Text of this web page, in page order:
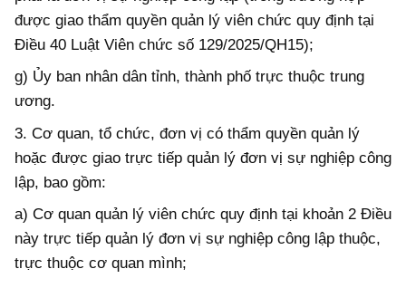
được giao thẩm quyền quản lý viên chức quy định tại
Điều 40 Luật Viên chức số 129/2025/QH15);
g) Ủy ban nhân dân tỉnh, thành phố trực thuộc trung
ương.
3. Cơ quan, tổ chức, đơn vị có thẩm quyền quản lý
hoặc được giao trực tiếp quản lý đơn vị sự nghiệp công
lập, bao gồm:
a) Cơ quan quản lý viên chức quy định tại khoản 2 Điều
này trực tiếp quản lý đơn vị sự nghiệp công lập thuộc,
trực thuộc cơ quan mình;